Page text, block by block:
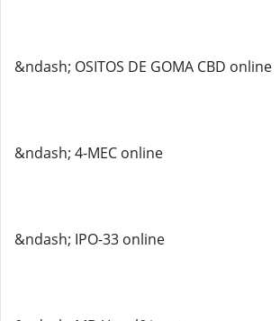
&ndash; OSITOS DE GOMA CBD online
&ndash; 4-MEC online
&ndash; IPO-33 online